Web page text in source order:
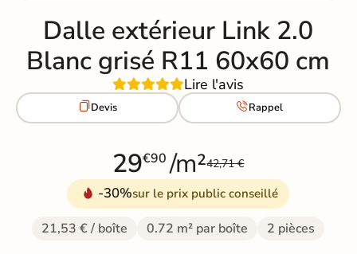
Dalle extérieur Link 2.0
Blanc grisé R11 60x60 cm
Lire l'avis
Devis Rappel
29€90 /m²42,71 €
-30%sur le prix public conseillé
21,53 € / boîte 0.72 m² par boîte 2 pièces